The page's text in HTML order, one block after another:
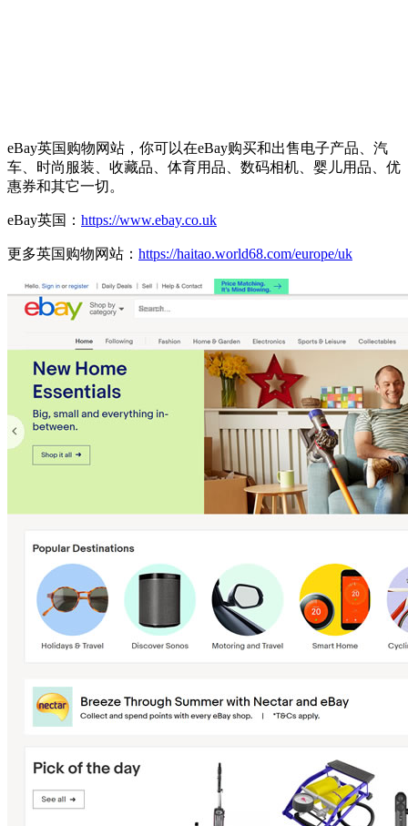
eBay英国购物网站，你可以在eBay购买和出售电子产品、汽
车、时尚服装、收藏品、体育用品、数码相机、婴儿用品、优
惠券和其它一切。
eBay英国： https://www.ebay.co.uk
更多英国购物网站： https://haitao.world68.com/europe/uk